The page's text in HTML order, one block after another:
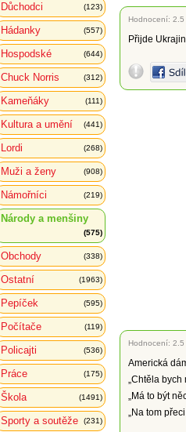
Důchodci (123)
Hádanky (557)
Hospodské (644)
Chuck Norris (312)
Kameňáky (111)
Kultura a umění (441)
Lordi (268)
Muži a ženy (908)
Námořníci (219)
Národy a menšiny
(575)
Obchody (338)
Ostatní (1963)
Pepíček (595)
Počítače (119)
Policajti (536)
Práce (175)
Škola (1491)
Sporty a soutěže (231)
Hodnocení: 2.5
Přijde
Hodnocení: 2.5
Americká
„Chtěla bych
„Má to být
„Na tom